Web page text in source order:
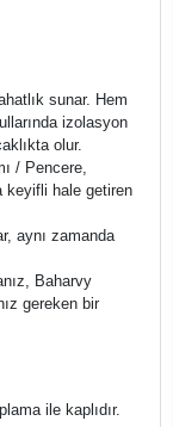
sunar. Hem
izolasyon
olur.
/ Pencere,
keyifli hale getiren
aynı zamanda
Baharvy
gereken bir
ile kaplıdır.